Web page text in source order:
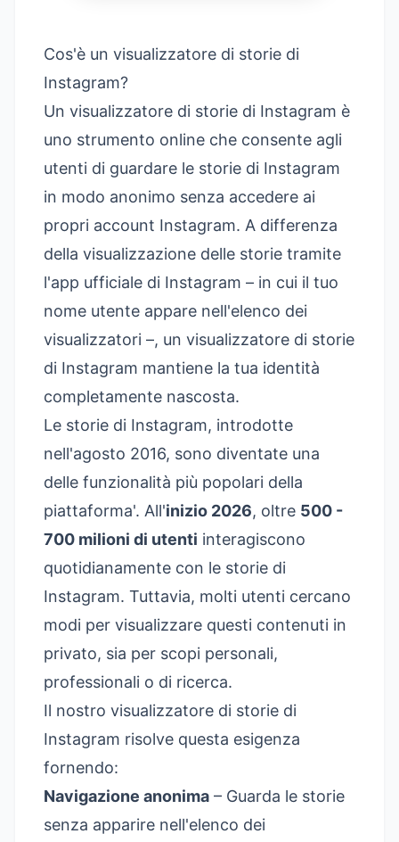
Cos'è un visualizzatore di storie di
Instagram?
Un visualizzatore di storie di Instagram è
uno strumento online che consente agli
utenti di guardare le storie di Instagram
in modo anonimo senza accedere ai
propri account Instagram. A differenza
della visualizzazione delle storie tramite
l'app ufficiale di Instagram – in cui il tuo
nome utente appare nell'elenco dei
visualizzatori –, un visualizzatore di storie
di Instagram mantiene la tua identità
completamente nascosta.
Le storie di Instagram, introdotte
nell'agosto 2016, sono diventate una
delle funzionalità più popolari della
piattaforma'. All'inizio 2026, oltre 500 -
700 milioni di utenti interagiscono
quotidianamente con le storie di
Instagram. Tuttavia, molti utenti cercano
modi per visualizzare questi contenuti in
privato, sia per scopi personali,
professionali o di ricerca.
Il nostro visualizzatore di storie di
Instagram risolve questa esigenza
fornendo:
Navigazione anonima – Guarda le storie
senza apparire nell'elenco dei